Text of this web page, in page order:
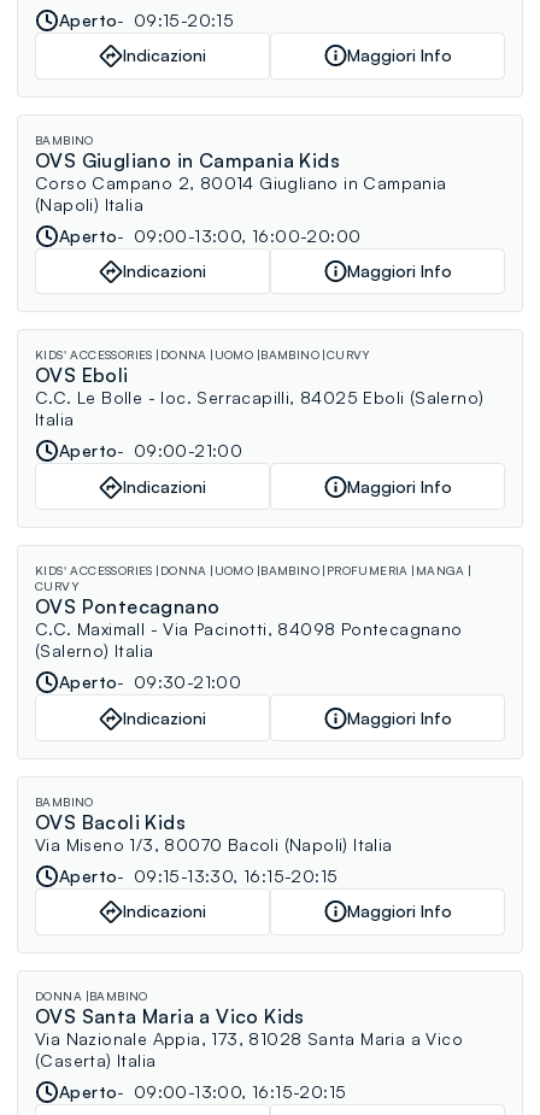
Aperto
09:15-20:15
Indicazioni
Maggiori Info
BAMBINO
OVS Giugliano in Campania Kids
Corso Campano 2, 80014 Giugliano in Campania
(Napoli) Italia
Aperto
09:00-13:00, 16:00-20:00
Indicazioni
Maggiori Info
KIDS' ACCESSORIES DONNA UOMO BAMBINO CURVY
OVS Eboli
C.C. Le Bolle - loc. Serracapilli, 84025 Eboli (Salerno)
Italia
Aperto
09:00-21:00
Indicazioni
Maggiori Info
KIDS' ACCESSORIES DONNA UOMO BAMBINO PROFUMERIA
MANGA
CURVY
OVS Pontecagnano
C.C. Maximall - Via Pacinotti, 84098 Pontecagnano
(Salerno) Italia
Aperto
09:30-21:00
Indicazioni
Maggiori Info
BAMBINO
OVS Bacoli Kids
Via Miseno 1/3, 80070 Bacoli (Napoli) Italia
Aperto
09:15-13:30, 16:15-20:15
Indicazioni
Maggiori Info
DONNA BAMBINO
OVS Santa Maria a Vico Kids
Via Nazionale Appia, 173, 81028 Santa Maria a Vico
(Caserta) Italia
Aperto
09:00-13:00, 16:15-20:15